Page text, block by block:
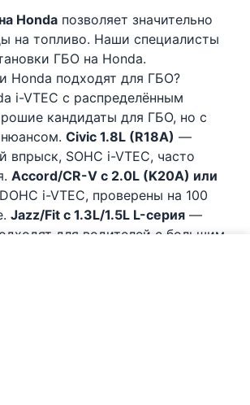
Honda позволяет значительно
на топливо. Наши специалисты
ГБО на Honda.
Honda подходят для ГБО?
i-VTEC с распределённым
кандидаты для ГБО, но с
Civic 1.8L (R18A) —
впрыск, SOHC i-VTEC, часто
Accord/CR-V с 2.0L (K20A) или
i-VTEC, проверены на 100
Jazz/Fit с 1.3L/1.5L L-серия —
для водителей с большим